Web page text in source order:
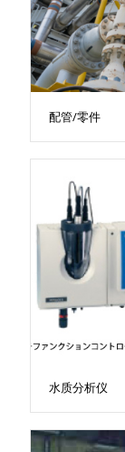
配管/零件
水质分析仪